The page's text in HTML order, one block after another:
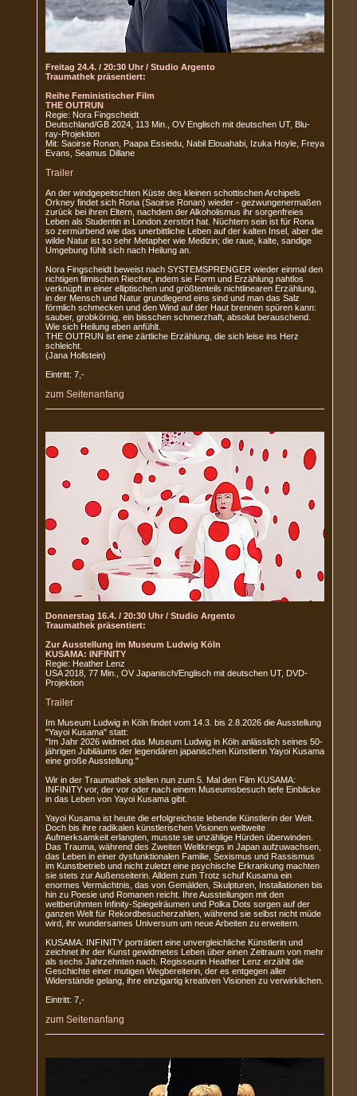
Freitag 24.4. / 20:30 Uhr / Studio Argento
Traumathek präsentiert:
Reihe Feministischer Film
THE OUTRUN
Regie: Nora Fingscheidt
Deutschland/GB 2024, 113 Min., OV Englisch mit deutschen UT, Blu-
ray-Projektion
Mit: Saoirse Ronan, Paapa Essiedu, Nabil Elouahabi, Izuka Hoyle, Freya
Evans, Seamus Dillane
Trailer
An der windgepeitschten Küste des kleinen schottischen Archipels
Orkney findet sich Rona (Saoirse Ronan) wieder - gezwungenermaßen
zurück bei ihren Eltern, nachdem der Alkoholismus ihr sorgenfreies
Leben als Studentin in London zerstört hat. Nüchtern sein ist für Rona
so zermürbend wie das unerbittliche Leben auf der kalten Insel, aber die
wilde Natur ist so sehr Metapher wie Medizin; die raue, kalte, sandige
Umgebung fühlt sich nach Heilung an.
Nora Fingscheidt beweist nach SYSTEMSPRENGER wieder einmal den
richtigen filmischen Riecher, indem sie Form und Erzählung nahtlos
verknüpft in einer elliptischen und größtenteils nichtlinearen Erzählung,
in der Mensch und Natur grundlegend eins sind und man das Salz
förmlich schmecken und den Wind auf der Haut brennen spüren kann:
sauber, grobkörnig, ein bisschen schmerzhaft, absolut berauschend.
Wie sich Heilung eben anfühlt.
THE OUTRUN ist eine zärtliche Erzählung, die sich leise ins Herz
schleicht.
(Jana Hollstein)
Eintritt: 7,-
zum Seitenanfang
Donnerstag 16.4. / 20:30 Uhr / Studio Argento
Traumathek präsentiert:
Zur Ausstellung im Museum Ludwig Köln
KUSAMA: INFINITY
Regie: Heather Lenz
USA 2018, 77 Min., OV Japanisch/Englisch mit deutschen UT, DVD-
Projektion
Trailer
Im Museum Ludwig in Köln findet vom 14.3. bis 2.8.2026 die Ausstellung
"Yayoi Kusama" statt:
"Im Jahr 2026 widmet das Museum Ludwig in Köln anlässlich seines 50-
jährigen Jubiläums der legendären japanischen Künstlerin Yayoi Kusama
eine große Ausstellung."
Wir in der Traumathek stellen nun zum 5. Mal den Film KUSAMA:
INFINITY vor, der vor oder nach einem Museumsbesuch tiefe Einblicke
in das Leben von Yayoi Kusama gibt.
Yayoi Kusama ist heute die erfolgreichste lebende Künstlerin der Welt.
Doch bis ihre radikalen künstlerischen Visionen weltweite
Aufmerksamkeit erlangten, musste sie unzählige Hürden überwinden.
Das Trauma, während des Zweiten Weltkriegs in Japan aufzuwachsen,
das Leben in einer dysfunktionalen Familie, Sexismus und Rassismus
im Kunstbetrieb und nicht zuletzt eine psychische Erkrankung machten
sie stets zur Außenseiterin. Alldem zum Trotz schuf Kusama ein
enormes Vermächtnis, das von Gemälden, Skulpturen, Installationen bis
hin zu Poesie und Romanen reicht. Ihre Ausstellungen mit den
weltberühmten Infinity-Spiegelräumen und Polka Dots sorgen auf der
ganzen Welt für Rekordbesucherzahlen, während sie selbst nicht müde
wird, ihr wundersames Universum um neue Arbeiten zu erweitern.
KUSAMA: INFINITY porträtiert eine unvergleichliche Künstlerin und
zeichnet ihr der Kunst gewidmetes Leben über einen Zeitraum von mehr
als sechs Jahrzehnten nach. Regisseurin Heather Lenz erzählt die
Geschichte einer mutigen Wegbereiterin, der es entgegen aller
Widerstände gelang, ihre einzigartig kreativen Visionen zu verwirklichen.
Eintritt: 7,-
zum Seitenanfang